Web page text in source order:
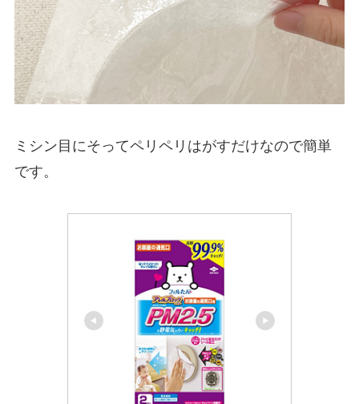
ミシン目にそってペリペリはがすだけなので簡単
です。